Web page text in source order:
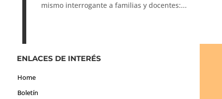
mismo interrogante a familias y docentes:...
ENLACES DE INTERÉS
Home
Boletín